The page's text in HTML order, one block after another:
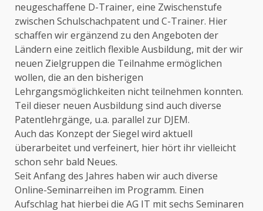
neugeschaffene D-Trainer, eine Zwischenstufe
zwischen Schulschachpatent und C-Trainer. Hier
schaffen wir ergänzend zu den Angeboten der
Ländern eine zeitlich flexible Ausbildung, mit der wir
neuen Zielgruppen die Teilnahme ermöglichen
wollen, die an den bisherigen
Lehrgangsmöglichkeiten nicht teilnehmen konnten.
Teil dieser neuen Ausbildung sind auch diverse
Patentlehrgänge, u.a. parallel zur DJEM.
Auch das Konzept der Siegel wird aktuell
überarbeitet und verfeinert, hier hört ihr vielleicht
schon sehr bald Neues.
Seit Anfang des Jahres haben wir auch diverse
Online-Seminarreihen im Programm. Einen
Aufschlag hat hierbei die AG IT mit sechs Seminaren